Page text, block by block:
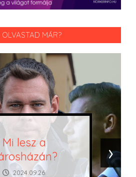
OLVASTAD MÁR?
Mi lesz a
2024.09.26.
›